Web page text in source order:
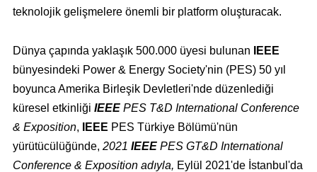
teknolojik gelişmelere önemli bir platform oluşturacak.
Dünya çapında yaklaşık 500.000 üyesi bulunan
IEEE
bünyesindeki Power & Energy Society'nin (PES) 50 yıl
boyunca Amerika Birleşik Devletleri'nde düzenlediği
küresel etkinliği IEEE PES T&D International Conference
& Exposition, IEEE PES Türkiye Bölümü'nün
yürütücülüğünde, 2021 IEEE PES GT&D International
Conference & Exposition adıyla, Eylül 2021'de İstanbul'da